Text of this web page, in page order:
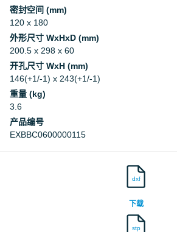
密封空间 (mm)
120 x 180
外形尺寸 WxHxD (mm)
200.5 x 298 x 60
开孔尺寸 WxH (mm)
146(+1/-1) x 243(+1/-1)
重量 (kg)
3.6
产品编号
EXBBC0600000115
dxf
下载
stp